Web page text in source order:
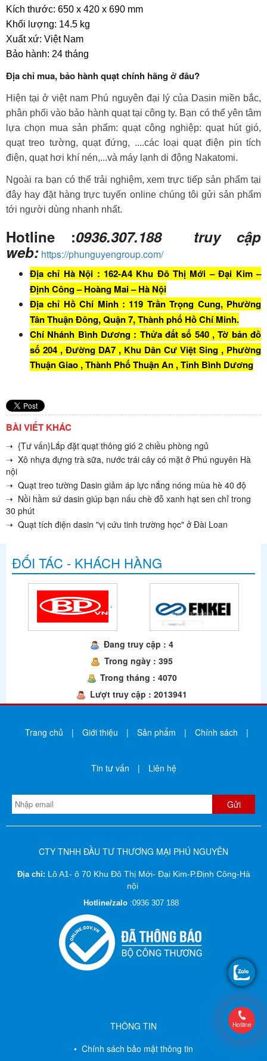
Kích thước: 650 x 420 x 690 mm
Khối lượng: 14.5 kg
Xuất xứ: Việt Nam
Bảo hành: 24 tháng
Địa chỉ mua, bảo hành quạt chính hãng ở đâu?
Hiện tại ở việt nam Phú nguyên đại lý của Dasin miền bắc,
phân phối vào bảo hành quạt tại công ty. Bạn có thể yên tâm
lựa chọn mua sản phẩm: quạt công nghiệp: quạt hút gió,
quạt treo tường, quạt đứng, ....các loại quạt điện pin tích
điện, quạt hơi khí nén,...và máy lạnh di động Nakatomi.
Ngoài ra bạn có thể trải nghiệm, xem trực tiếp sản phẩm tại
đây hay đặt hàng trực tuyến online chúng tôi gửi sản phẩm
tới người dùng nhanh nhất.
Hotline :0936.307.188 truy cập
web: https://phunguyengroup.com/
Địa chỉ Hà Nội : 162-A4 Khu Đô Thị Mới – Đại Kim –
Định Công – Hoàng Mai – Hà Nội
Địa chỉ Hồ Chí Minh : 119 Trần Trọng Cung, Phường
Tân Thuận Đông, Quận 7, Thành phố Hồ Chí Minh.
Chí Nhánh Bình Dương : Thửa đất số 540 , Tờ bản đồ
số 204 , Đường DA7 , Khu Dân Cư Việt Sing , Phường
Thuận Giao , Thành Phố Thuận An , Tỉnh Bình Dương
BÀI VIẾT KHÁC
➝ {Tư vấn}Lắp đặt quạt thông gió 2 chiều phòng ngủ
➝ Xô nhựa đựng trà sữa, nước trái cây có mặt ở Phú nguyên Hà
nội
➝ Quạt treo tường Dasin giảm áp lực nắng nóng mùa hè 40 độ
➝ Nồi hầm sứ dasin giúp bạn nấu chè đỗ xanh hạt sen chỉ trong
30 phút
➝ Quạt tích điện dasin "vị cứu tinh trường học" ở Đài Loan
ĐỐI TÁC - KHÁCH HÀNG
Đang truy cập : 4
Trong ngày : 395
Trong tháng : 4070
Lượt truy cập : 2013941
Trang chủ | Giới thiệu | Sản phẩm | Chính sách |
Tin tư vấn | Liên hệ
CTY TNHH ĐẦU TƯ THƯƠNG MẠI PHÚ NGUYÊN
Địa chỉ: Lô A1- ô 70 Khu Đô Thị Mới- Đại Kim-P.Định Công-Hà
nội
Hotline/zalo :0936 307 188
THÔNG TIN
• Chính sách bảo mật thông tin
Hotline